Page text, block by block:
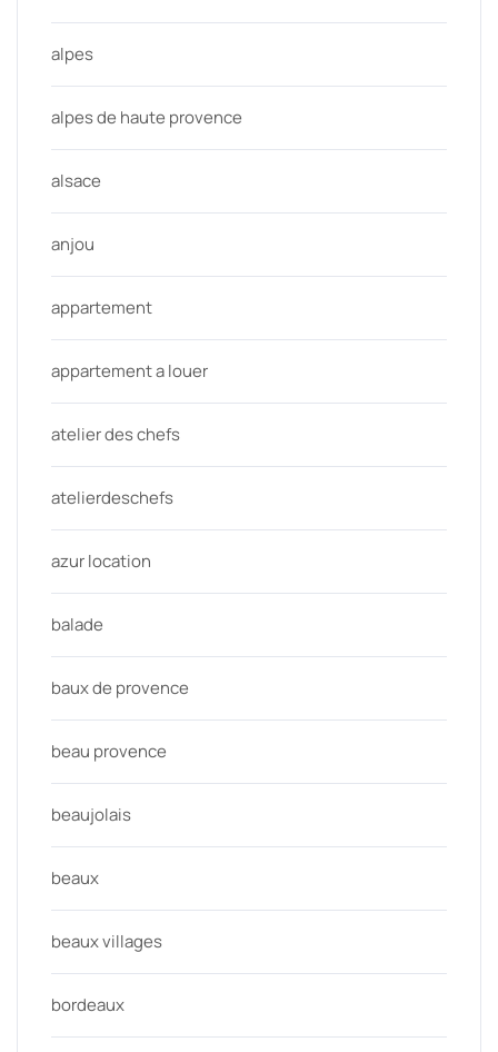
alpes
alpes de haute provence
alsace
anjou
appartement
appartement a louer
atelier des chefs
atelierdeschefs
azur location
balade
baux de provence
beau provence
beaujolais
beaux
beaux villages
bordeaux